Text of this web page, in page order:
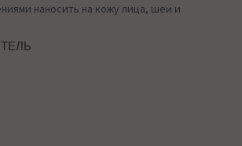
наносить на кожу лица, шеи и